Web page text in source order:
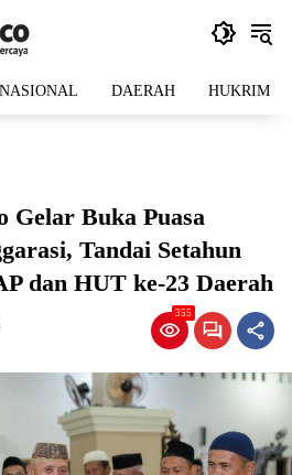
NASIONAL DAERAH HUKRIM
Gelar Buka Puasa
Tandai Setahun
dan HUT ke-23 Daerah
355